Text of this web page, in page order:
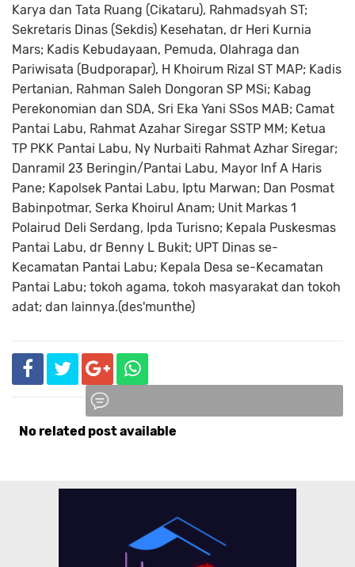
Karya dan Tata Ruang (Cikataru), Rahmadsyah ST;
Sekretaris Dinas (Sekdis) Kesehatan, dr Heri Kurnia
Mars; Kadis Kebudayaan, Pemuda, Olahraga dan
Pariwisata (Budporapar), H Khoirum Rizal ST MAP; Kadis
Pertanian, Rahman Saleh Dongoran SP MSi; Kabag
Perekonomian dan SDA, Sri Eka Yani SSos MAB; Camat
Pantai Labu, Rahmat Azahar Siregar SSTP MM; Ketua
TP PKK Pantai Labu, Ny Nurbaiti Rahmat Azhar Siregar;
Danramil 23 Beringin/Pantai Labu, Mayor Inf A Haris
Pane; Kapolsek Pantai Labu, Iptu Marwan; Dan Posmat
Babinpotmar, Serka Khoirul Anam; Unit Markas 1
Polairud Deli Serdang, Ipda Turisno; Kepala Puskesmas
Pantai Labu, dr Benny L Bukit; UPT Dinas se-
Kecamatan Pantai Labu; Kepala Desa se-Kecamatan
Pantai Labu; tokoh agama, tokoh masyarakat dan tokoh
adat; dan lainnya.(des'munthe)
No related post available